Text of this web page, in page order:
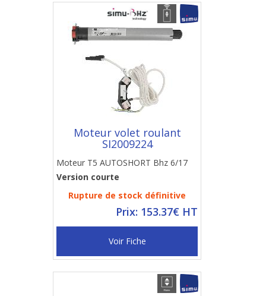
Moteur volet roulant
SI2009224
Moteur T5 AUTOSHORT Bhz 6/17
Version courte
Rupture de stock définitive
Prix: 153.37€ HT
Voir Fiche